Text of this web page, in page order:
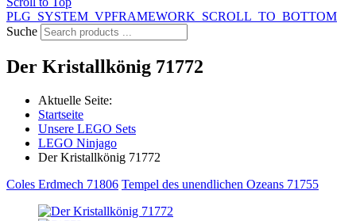
PLG_SYSTEM_VPFRAMEWORK_SCROLL_TO_BOTTOM
Suche
Der Kristallkönig 71772
Aktuelle Seite:
Startseite
Unsere LEGO Sets
LEGO Ninjago
Der Kristallkönig 71772
Coles Erdmech 71806 Tempel des unendlichen Ozeans 71755